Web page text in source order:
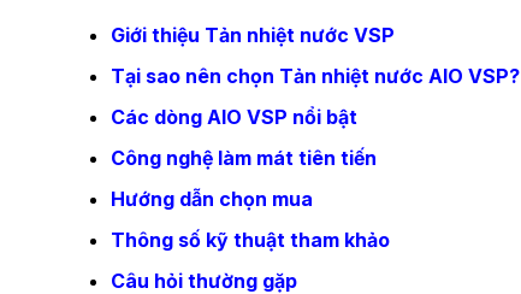
Giới thiệu Tản nhiệt nước VSP
Tại sao nên chọn Tản nhiệt nước AIO VSP?
Các dòng AIO VSP nổi bật
Công nghệ làm mát tiên tiến
Hướng dẫn chọn mua
Thông số kỹ thuật tham khảo
Câu hỏi thường gặp